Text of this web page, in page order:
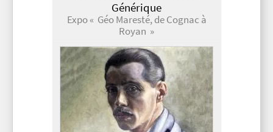
Générique
Expo « Géo Maresté, de Cognac à
Royan »